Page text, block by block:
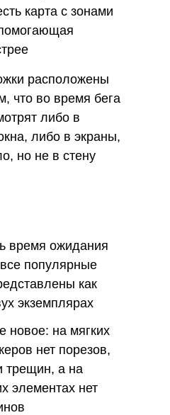
карта с зонами
расположены
что во время бега
либо в
либо в экраны,
но не в стену
время ожидания
популярные
как
экземплярах
новое: на мягких
нет порезов,
трещин, а на
элементах нет